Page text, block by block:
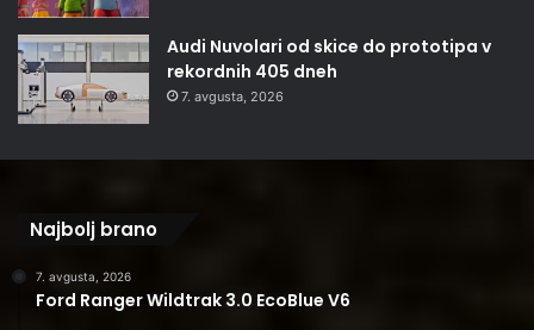
Audi Nuvolari od skice do prototipa v
rekordnih 405 dneh
7. avgusta, 2026
Najbolj brano
7. avgusta, 2026
Ford Ranger Wildtrak 3.0 EcoBlue V6